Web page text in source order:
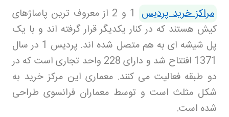
مراکز خرید پردیس
1 و 2 از معروف ترین پاساژهای
کیش هستند که در کنار یکدیگر قرار گرفته اند و با یک
پل شیشه ای به هم متصل شده اند. پردیس 1 در سال
1371 افتتاح شد و دارای 228 واحد تجاری است که در
دو طبقه فعالیت می کنند. معماری این مرکز خرید به
شکل مثلث است و توسط معماران فرانسوی طراحی
شده است.